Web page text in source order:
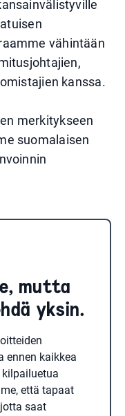
vähintään
kanssa.
merkitykseen
suomalaisen
mutta
yksin.
ennen kaikkea
että tapaat
saat